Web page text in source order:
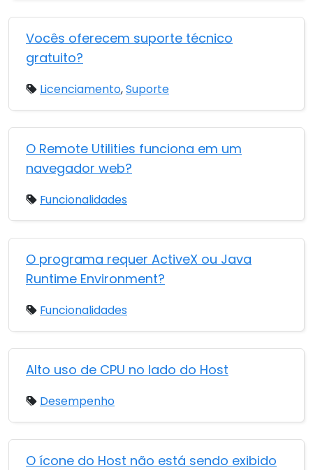
Vocês oferecem suporte técnico
gratuito?
Licenciamento,Suporte
O Remote Utilities funciona em um
navegador web?
Funcionalidades
O programa requer ActiveX ou Java
Runtime Environment?
Funcionalidades
Alto uso de CPU no lado do Host
Desempenho
O ícone do Host não está sendo exibido